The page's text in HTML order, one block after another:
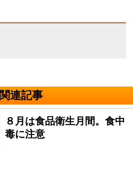
関連記事
８月は食品衛生月間。食中
毒に注意